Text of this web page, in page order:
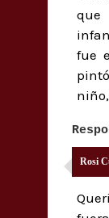
que
fue
Rosi